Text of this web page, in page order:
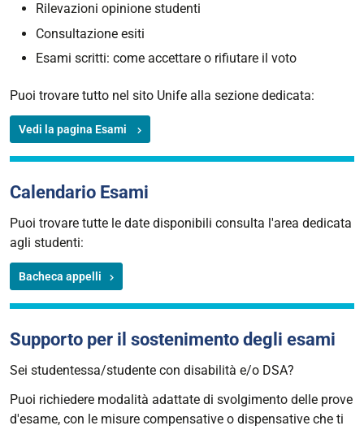
Rilevazioni opinione studenti
Consultazione esiti
Esami scritti: come accettare o rifiutare il voto
Puoi trovare tutto nel sito Unife alla sezione dedicata:
Vedi la pagina Esami
Calendario Esami
Puoi trovare tutte le date disponibili consulta l'area dedicata
agli studenti:
Bacheca appelli
Supporto per il sostenimento degli esami
Sei studentessa/studente con disabilità e/o DSA?
Puoi richiedere modalità adattate di svolgimento delle prove
d'esame, con le misure compensative o dispensative che ti